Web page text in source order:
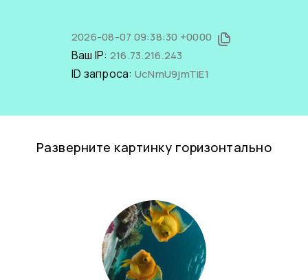
2026-08-07 09:38:30 +0000
Ваш IP: 216.73.216.243
ID запроса: UcNmU9jmTiE1
Разверните картинку горизонтально